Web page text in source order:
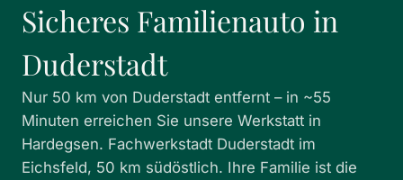
Sicheres Familienauto in
Duderstadt
Nur 50 km von Duderstadt entfernt – in ~55
Minuten erreichen Sie unsere Werkstatt in
Hardegsen. Fachwerkstadt Duderstadt im
Eichsfeld, 50 km südöstlich. Ihre Familie ist die